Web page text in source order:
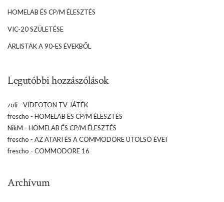
HOMELAB ÉS CP/M ÉLESZTÉS
VIC-20 SZÜLETÉSE
ÁRLISTÁK A 90-ES ÉVEKBŐL
Legutóbbi hozzászólások
zoli - VIDEOTON TV JÁTÉK
frescho - HOMELAB ÉS CP/M ÉLESZTÉS
NikM - HOMELAB ÉS CP/M ÉLESZTÉS
frescho - AZ ATARI ÉS A COMMODORE UTOLSÓ ÉVEI
frescho - COMMODORE 16
Archívum